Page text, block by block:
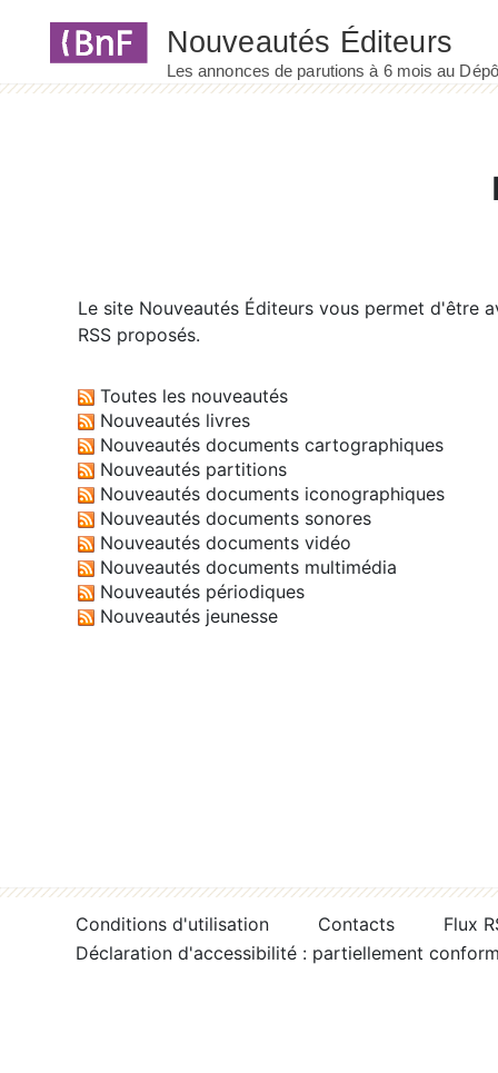
Le site Nouveautés Éditeurs vous permet d'être
RSS proposés.
Toutes les nouveautés
Nouveautés livres
Nouveautés documents cartographiques
Nouveautés partitions
Nouveautés documents iconographiques
Nouveautés documents sonores
Nouveautés documents vidéo
Nouveautés documents multimédia
Nouveautés périodiques
Nouveautés jeunesse
Conditions d'utilisation Contacts
Flux
Déclaration d'accessibilité : partiellement